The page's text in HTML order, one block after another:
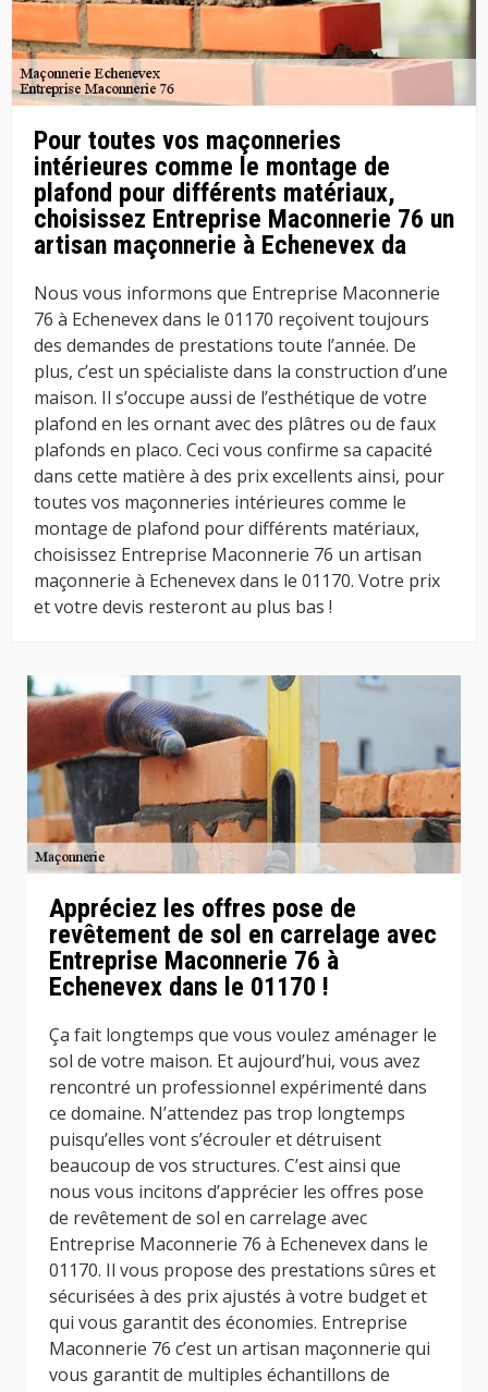
Pour toutes vos maçonneries
intérieures comme le montage de
plafond pour différents matériaux,
choisissez Entreprise Maconnerie 76 un
artisan maçonnerie à Echenevex da
Nous vous informons que Entreprise Maconnerie
76 à Echenevex dans le 01170 reçoivent toujours
des demandes de prestations toute l’année. De
plus, c’est un spécialiste dans la construction d’une
maison. Il s’occupe aussi de l’esthétique de votre
plafond en les ornant avec des plâtres ou de faux
plafonds en placo. Ceci vous confirme sa capacité
dans cette matière à des prix excellents ainsi, pour
toutes vos maçonneries intérieures comme le
montage de plafond pour différents matériaux,
choisissez Entreprise Maconnerie 76 un artisan
maçonnerie à Echenevex dans le 01170. Votre prix
et votre devis resteront au plus bas !
Appréciez les offres pose de
revêtement de sol en carrelage avec
Entreprise Maconnerie 76 à
Echenevex dans le 01170 !
Ça fait longtemps que vous voulez aménager le
sol de votre maison. Et aujourd’hui, vous avez
rencontré un professionnel expérimenté dans
ce domaine. N’attendez pas trop longtemps
puisqu’elles vont s’écrouler et détruisent
beaucoup de vos structures. C’est ainsi que
nous vous incitons d’apprécier les offres pose
de revêtement de sol en carrelage avec
Entreprise Maconnerie 76 à Echenevex dans le
01170. Il vous propose des prestations sûres et
sécurisées à des prix ajustés à votre budget et
qui vous garantit des économies. Entreprise
Maconnerie 76 c’est un artisan maçonnerie qui
vous garantit de multiples échantillons de